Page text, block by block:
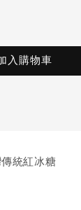
入購物車
統紅冰糖